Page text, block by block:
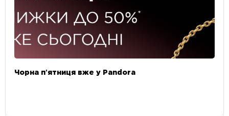
Чорна пʼятниця вже у Pandora